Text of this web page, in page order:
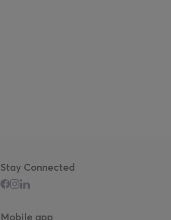
Stay Connected
Mobile app